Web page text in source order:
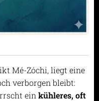
Mé-Zóchi, liegt eine
verborgen bleibt:
ein kühleres, oft